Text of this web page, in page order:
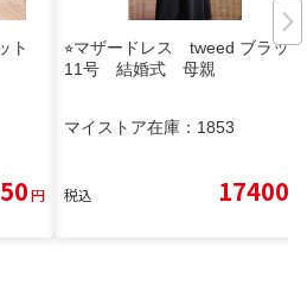
ト
円
⭐︎マザードレス tweed ブラック
11号 結婚式 母親
マイストア在庫： 1853
税込 17400